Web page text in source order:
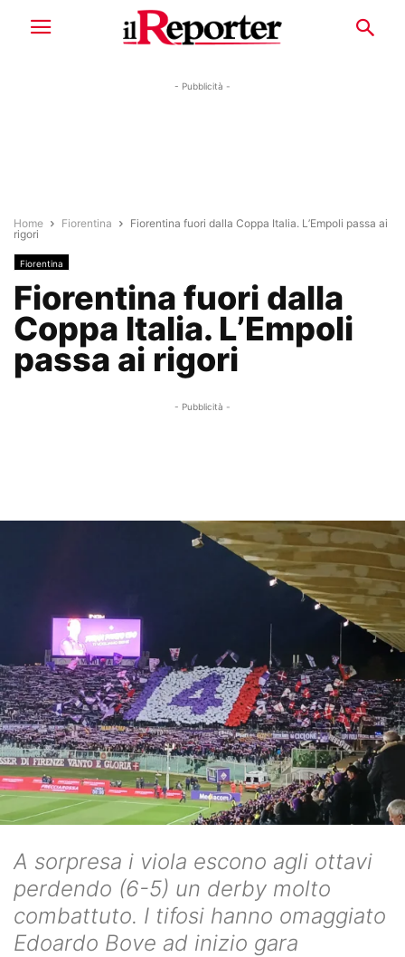
- Pubblicità -
Home Fiorentina
Fiorentina fuori dalla Coppa Italia. L’Empoli passa ai
rigori
Fiorentina
Fiorentina fuori dalla
Coppa Italia. L’Empoli
passa ai rigori
- Pubblicità -
A sorpresa i viola escono agli ottavi
perdendo (6-5) un derby molto
combattuto. I tifosi hanno omaggiato
Edoardo Bove ad inizio gara